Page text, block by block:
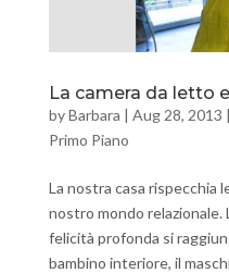
La camera da letto
byBarbara | Aug 28, 2013 |
Primo Piano
La nostra casa rispecchia
nostro mondo relazionale.
felicità profonda si
bambino interiore, il